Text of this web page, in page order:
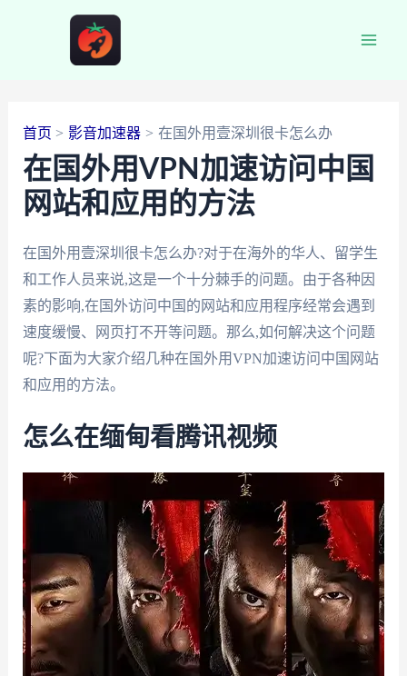
首页 影音加速器 在国外用壹深圳很卡怎么办
在国外用VPN加速访问中国
网站和应用的方法
在国外用壹深圳很卡怎么办?对于在海外的华人、留学生
和工作人员来说,这是一个十分棘手的问题。由于各种因
素的影响,在国外访问中国的网站和应用程序经常会遇到
速度缓慢、网页打不开等问题。那么,如何解决这个问题
呢?下面为大家介绍几种在国外用VPN加速访问中国网站
和应用的方法。
怎么在缅甸看腾讯视频